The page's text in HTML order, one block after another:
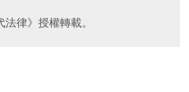
律》授權轉載。